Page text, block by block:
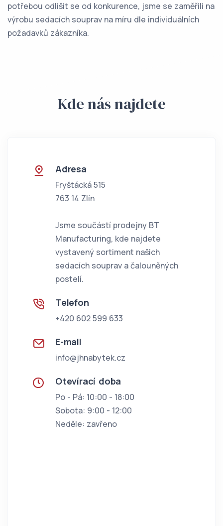
potřebou odlišit se od konkurence, jsme se zaměřili na
výrobu sedacích souprav na míru dle individuálních
požadavků zákazníka.
Kde nás najdete
Adresa
Fryštácká 515
763 14 Zlín
Jsme součástí prodejny BT
Manufacturing, kde najdete
vystavený sortiment našich
sedacích souprav a čalouněných
postelí.
Telefon
+420 602 599 633
E-mail
info@jhnabytek.cz
Otevírací doba
Po - Pá: 10:00 - 18:00
Sobota: 9:00 - 12:00
Neděle: zavřeno